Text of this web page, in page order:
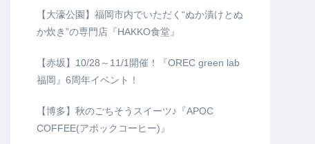
【大濠公園】福岡市内でいただく“ぬか漬けとぬ
か炊き”の専門店『HAKKO食堂』
【赤坂】10/28～11/1開催！『OREC green lab
福岡』6周年イベント！
【博多】秋のごちそうスイーツ♪『APOC
COFFEE(アポックコーヒー)』